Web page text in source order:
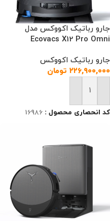
جارو رباتیک اکووکس مدل
Ecovacs X12 Pro Omni
جارو رباتیک اکووکس
۲۲۶,۹۰۰,۰۰۰ تومان
افزودن به سبد خرید
کد انحصاری محصول : 16986